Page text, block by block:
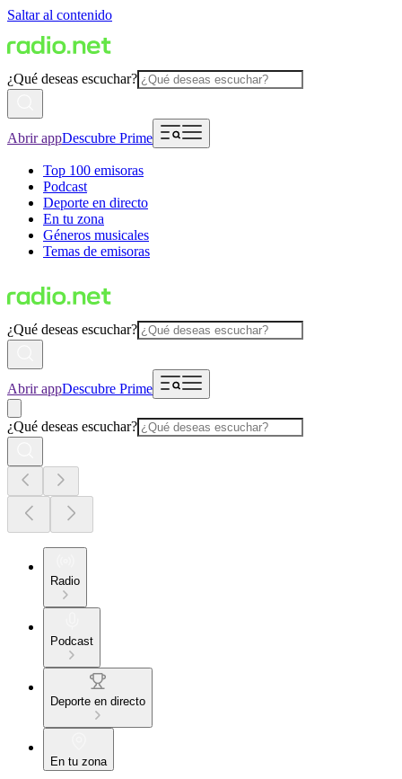
Saltar al contenido
¿Qué deseas escuchar?
Abrir appDescubre Prime
Top 100 emisoras
Podcast
Deporte en directo
En tu zona
Géneros musicales
Temas de emisoras
¿Qué deseas escuchar?
Abrir appDescubre Prime
¿Qué deseas escuchar?
Radio
Podcast
Deporte en directo
En tu zona